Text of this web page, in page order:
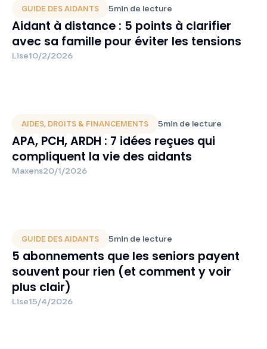
GUIDE DES AIDANTS 5min de lecture
Aidant à distance : 5 points à clarifier
avec sa famille pour éviter les tensions
Lise10/2/2026
AIDES, DROITS & FINANCEMENTS 5min de lecture
APA, PCH, ARDH : 7 idées reçues qui
compliquent la vie des aidants
Maxens20/1/2026
GUIDE DES AIDANTS 5min de lecture
5 abonnements que les seniors payent
souvent pour rien (et comment y voir
plus clair)
Lise15/4/2026